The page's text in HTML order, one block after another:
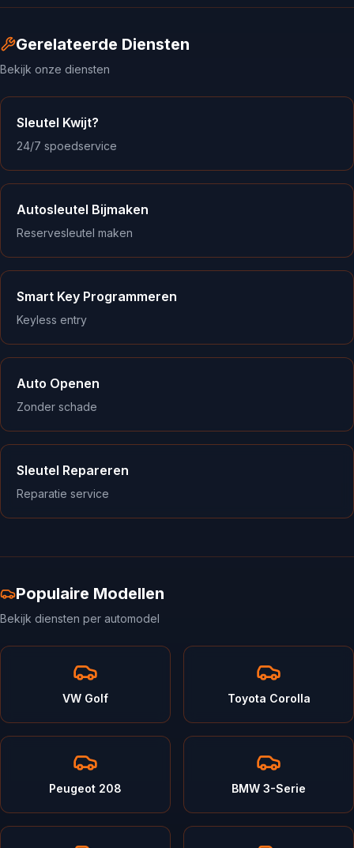
Gerelateerde Diensten
Bekijk onze diensten
Sleutel Kwijt?
24/7 spoedservice
Autosleutel Bijmaken
Reservesleutel maken
Smart Key Programmeren
Keyless entry
Auto Openen
Zonder schade
Sleutel Repareren
Reparatie service
Populaire Modellen
Bekijk diensten per automodel
VW Golf Toyota Corolla
Peugeot 208 BMW 3-Serie